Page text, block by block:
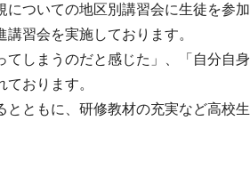
ついての地区別講習会に生徒を参
習会を実施しております。
しまうのだと感じた」、「自分自
おります。
ともに、研修教材の充実など高校